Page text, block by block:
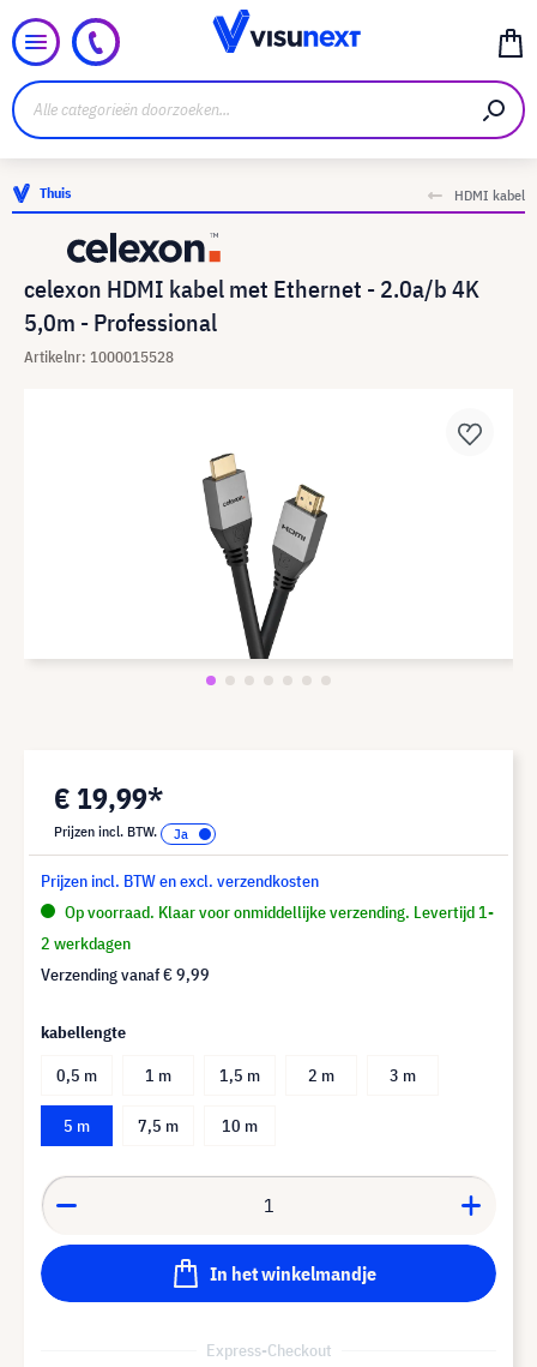
Thuis HDMI kabel
celexon HDMI kabel met Ethernet - 2.0a/b 4K
5,0m - Professional
Artikelnr: 1000015528
€ 19,99*
Prijzen incl. BTW.
Prijzen incl. BTW en excl. verzendkosten
Op voorraad. Klaar voor onmiddellijke verzending. Levertijd 1-
2 werkdagen
Verzending vanaf€ 9,99
kabellengte
0,5 m
1 m 1,5 m 2 m 3 m
5 m 7,5 m 10 m
In het winkelmandje
Express-Checkout